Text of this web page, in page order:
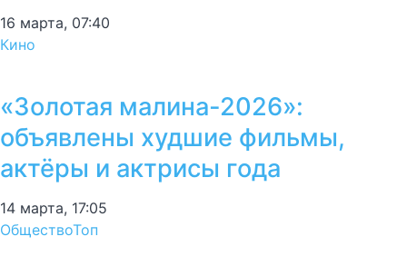
16 марта, 07:40
Кино
«Золотая малина-2026»:
объявлены худшие фильмы,
актёры и актрисы года
14 марта, 17:05
ОбществоТоп